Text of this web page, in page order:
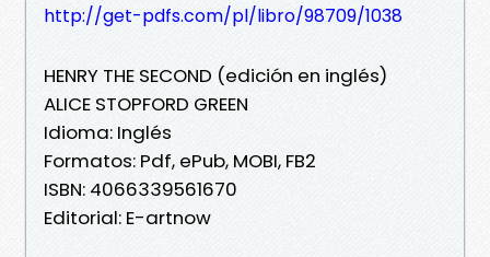
http://get-pdfs.com/pl/libro/98709/1038
HENRY THE SECOND (edición en inglés)
ALICE STOPFORD GREEN
Idioma: Inglés
Formatos: Pdf, ePub, MOBI, FB2
ISBN: 4066339561670
Editorial: E-artnow